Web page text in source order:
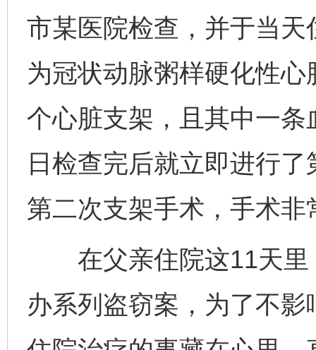
市某医院检查，并于当
为冠状动脉粥样硬化性
个心脏支架，且其中一
日检查完后就立即进行
第二次支架手术，手术
在父亲住院这11天里
办系列盗窃案，为了不
网上购药对药下症？
这是一记警钟！